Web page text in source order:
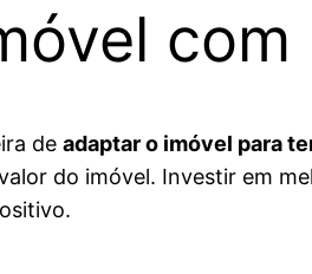
com
de adaptar o imóvel para
do imóvel. Investir em